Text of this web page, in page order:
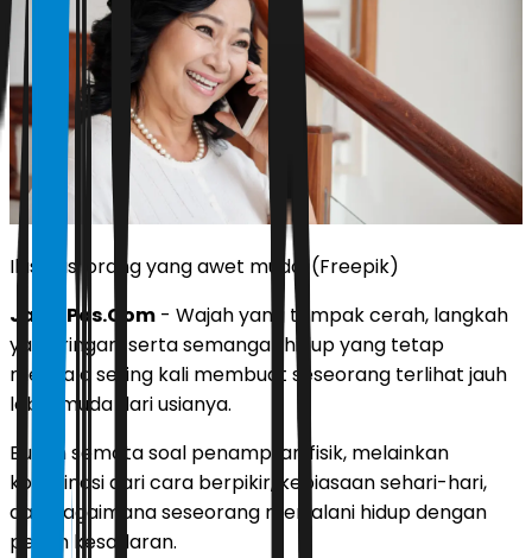
Ilustrasi orang yang awet muda. (Freepik)
JawaPos.Com - Wajah yang tampak cerah, langkah
yang ringan, serta semangat hidup yang tetap
menyala sering kali membuat seseorang terlihat jauh
lebih muda dari usianya.
Bukan semata soal penampilan fisik, melainkan
kombinasi dari cara berpikir, kebiasaan sehari-hari,
dan bagaimana seseorang menjalani hidup dengan
penuh kesadaran.